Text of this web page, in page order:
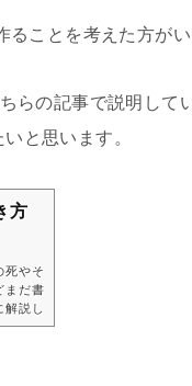
ことを考えた方がい
らの記事で説明して
と思います。
方
死やそ
まだ書
説し
ると同